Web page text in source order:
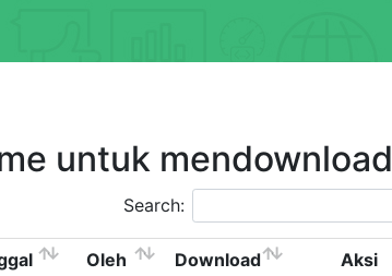
untuk mendownload
Search:
Oleh Download Aksi